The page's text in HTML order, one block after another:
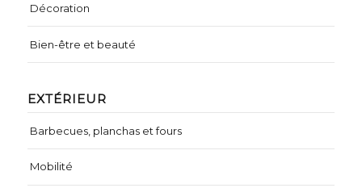
Décoration
Bien-être et beauté
EXTÉRIEUR
Barbecues, planchas et fours
Mobilité